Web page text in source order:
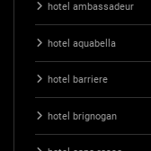
hotel ambassadeur
hotel aquabella
hotel barriere
hotel brignogan